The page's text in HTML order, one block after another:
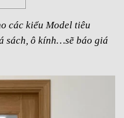
các kiểu Model tiêu
sách, ô kính…sẽ báo giá